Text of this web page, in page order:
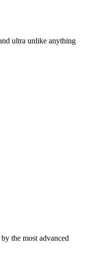
ultra unlike anything
the most advanced